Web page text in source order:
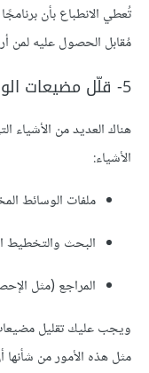
مُقابل الحصول عليه لمن
5- قلّل مضيعات الوقت
هناك العديد من الأشياء
الأشياء:
ملفات الوسائط
البحث والتخطيط
المراجع (مثل
ويجب عليك تقليل
مثل هذه الأمور من شأنها